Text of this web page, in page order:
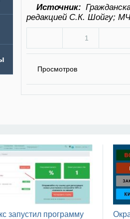
Источник:
редакцией С.К. Шойгу;
1
Просмотров
запустил программу